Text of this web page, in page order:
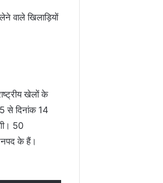
वाले खिलाड़ियों
खेलों के
से दिनांक 14
50
के हैं।